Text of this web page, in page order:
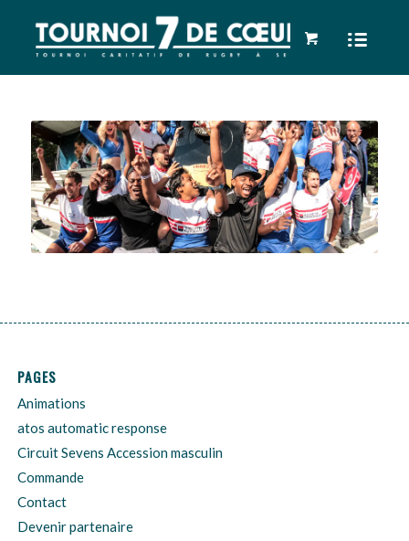
PAGES
Animations
atos automatic response
Circuit Sevens Accession masculin
Commande
Contact
Devenir partenaire